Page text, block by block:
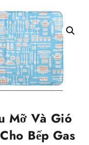
Mỡ Và Gió
Bếp Gas